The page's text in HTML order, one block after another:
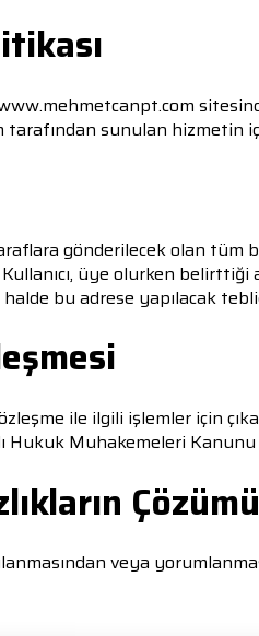
sunulan hizmetin
gönderilecek olan tüm
Kullanıcı, üye olurken
bu adrese yapılacak
ile ilgili işlemler için
Hukuk Muhakemeleri
Çözümü
veya